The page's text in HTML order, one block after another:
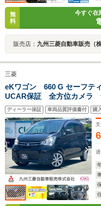
無
料
今すぐ在
販売店： 九州三菱自動車販売（
三菱
eKワゴン 660 G セーフテ
UCAR保証 全方位カメ
タッチパネルエアコン
ディーラー保証 車両品質評価書付 購